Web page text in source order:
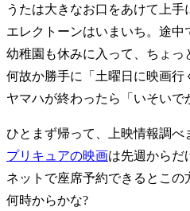
うたは大きなお口をあけて上手
エレクトーンはいまいち。途中
幼稚園も休みに入って、ちょっ
何故か勝手に「土曜日に映画行
ヤマハが終わったら「いそいで
ひとまず帰って、上映情報調べ
プリキュアの映画は先週からだ
ネットで座席予約できるとこの
何時からかな?